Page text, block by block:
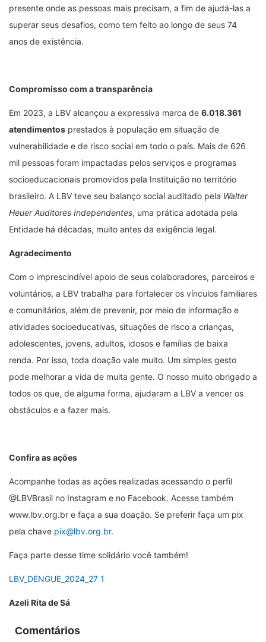
presente onde as pessoas mais precisam, a fim de ajudá-las a
superar seus desafios, como tem feito ao longo de seus 74
anos de existência.
Compromisso com a transparência
Em 2023, a LBV alcançou a expressiva marca de 6.018.361
atendimentos prestados à população em situação de
vulnerabilidade e de risco social em todo o país. Mais de 626
mil pessoas foram impactadas pelos serviços e programas
socioeducacionais promovidos pela Instituição no território
brasileiro. A LBV teve seu balanço social auditado pela Walter
Heuer Auditores Independentes, uma prática adotada pela
Entidade há décadas, muito antes da exigência legal.
Agradecimento
Com o imprescindível apoio de seus colaboradores, parceiros e
voluntários, a LBV trabalha para fortalecer os vínculos familiares
e comunitários, além de prevenir, por meio de informação e
atividades socioeducativas, situações de risco a crianças,
adolescentes, jovens, adultos, idosos e famílias de baixa
renda. Por isso, toda doação vale muito. Um simples gesto
pode melhorar a vida de muita gente. O nosso muito obrigado a
todos os que, de alguma forma, ajudaram a LBV a vencer os
obstáculos e a fazer mais.
Confira as ações
Acompanhe todas as ações realizadas acessando o perfil
@LBVBrasil no Instagram e no Facebook. Acesse também
www.lbv.org.br e faça a sua doação. Se preferir faça um pix
pela chave pix@lbv.org.br.
Faça parte desse time solidário você também!
LBV_DENGUE_2024_27 1
Azeli Rita de Sá
Comentários